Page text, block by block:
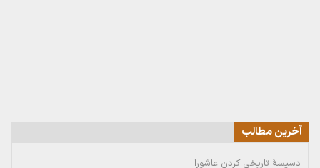
آخرین مطالب
دسیسۀ تاریخی کردن عاشورا